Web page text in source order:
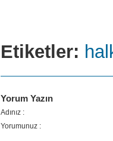
Etiketler:
Yorum Yazın
Adınız :
Yorumunuz :